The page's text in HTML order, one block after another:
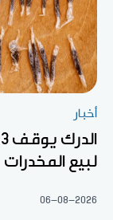
أخبار
لبيع المخدرات
06-08-2026